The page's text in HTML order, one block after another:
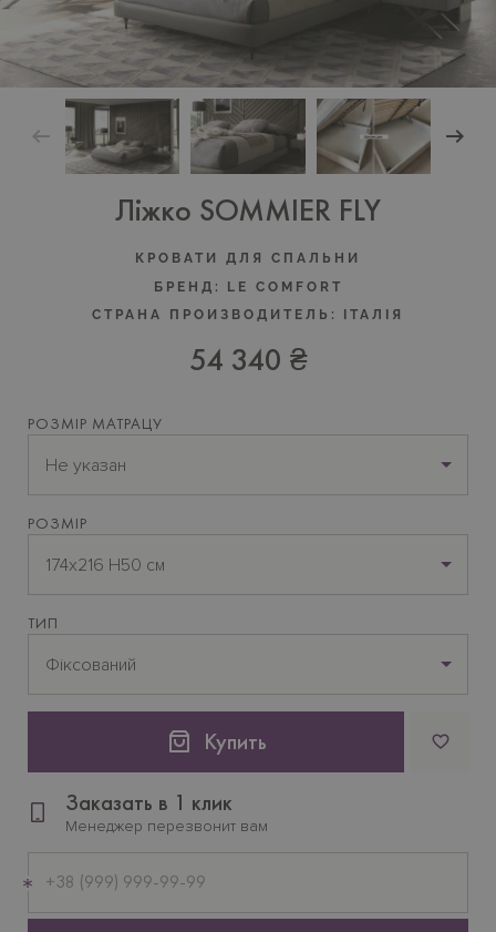
Ліжко SOMMIER FLY
КРОВАТИ ДЛЯ СПАЛЬНИ
БРЕНД:
LE COMFORT
СТРАНА ПРОИЗВОДИТЕЛЬ:
ІТАЛІЯ
54 340 ₴
РОЗМІР МАТРАЦУ
Не указан
РОЗМІР
174х216 H50 см
ТИП
Фіксований
Купить
Заказать в 1 клик
Менеджер перезвонит вам
телефон